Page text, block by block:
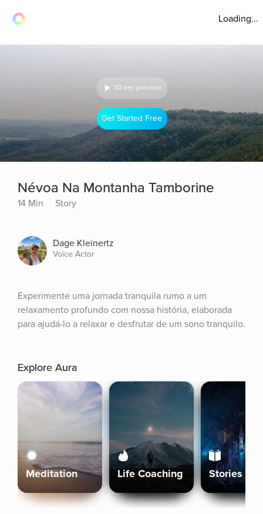
Loading...
30 sec preview
Get Started Free
Névoa Na Montanha Tamborine
14 Min Story
Dage Kleinertz
Voice Actor
Experimente uma jornada tranquila rumo a um
relaxamento profundo com nossa história, elaborada
para ajudá-lo a relaxar e desfrutar de um sono tranquilo.
Explore Aura
Meditation Life Coaching Stories